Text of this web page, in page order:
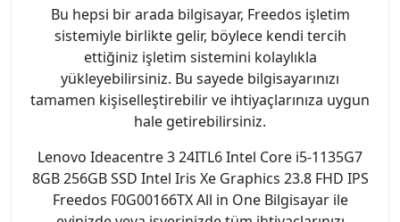
Bu hepsi bir arada bilgisayar, Freedos işletim
sistemiyle birlikte gelir, böylece kendi tercih
ettiğiniz işletim sistemini kolaylıkla
yükleyebilirsiniz. Bu sayede bilgisayarınızı
tamamen kişiselleştirebilir ve ihtiyaçlarınıza uygun
hale getirebilirsiniz.
Lenovo Ideacentre 3 24ITL6 Intel Core i5-1135G7
8GB 256GB SSD Intel Iris Xe Graphics 23.8 FHD IPS
Freedos F0G00166TX All in One Bilgisayar ile